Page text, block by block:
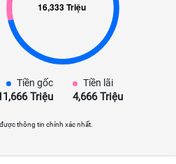
Tiền gốc
Triệu
Tiền lãi
4,666 Triệu
thông tin chính xác nhất.